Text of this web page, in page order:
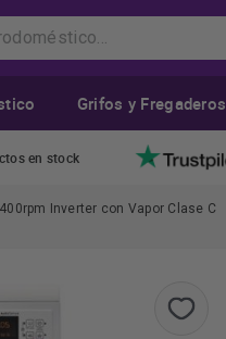
Grifos y Fregaderos
en stock
Inverter con Vapor Clase C